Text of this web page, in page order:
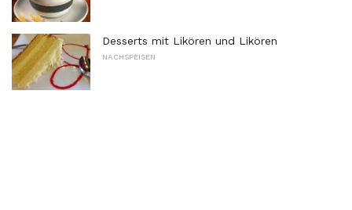
Desserts mit Likören und Likören
NACHSPEISEN